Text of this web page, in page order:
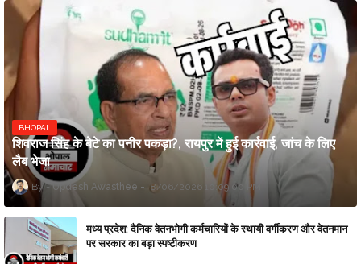
BHOPAL
शिवराज सिंह के बेटे का पनीर पकड़ा?, रायपुर में हुई कार्रवाई, जांच के लिए
लैब भेजा
Updesh Awasthee 8/06/2026 10:09:00 PM
मध्य प्रदेश: दैनिक वेतनभोगी कर्मचारियों के स्थायी वर्गीकरण और वेतनमान
पर सरकार का बड़ा स्पष्टीकरण